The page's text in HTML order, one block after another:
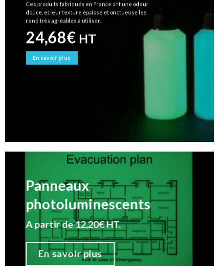
Ces produits fabriqués en France ont une odeur
douce, et leur texture épaisse et onctueuse les
rend très agréables à utiliser.
24,68€ HT
En savoir plus
Panneaux
photoluminescents
A partir de 12,20€ HT.
En savoir plus